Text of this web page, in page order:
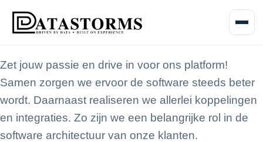
Menu
Zet jouw passie en drive in voor ons platform!
Samen zorgen we ervoor de software steeds beter
wordt. Daarnaast realiseren we allerlei koppelingen
en integraties. Zo zijn we een belangrijke rol in de
software architectuur van onze klanten.